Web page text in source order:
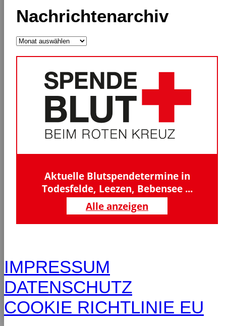
Nachrichtenarchiv
Nachrichtenarchiv
Aktuelle Blutspendetermine in
Todesfelde, Leezen, Bebensee ...
Alle anzeigen
IMPRESSUM
DATENSCHUTZ
COOKIE RICHTLINIE EU